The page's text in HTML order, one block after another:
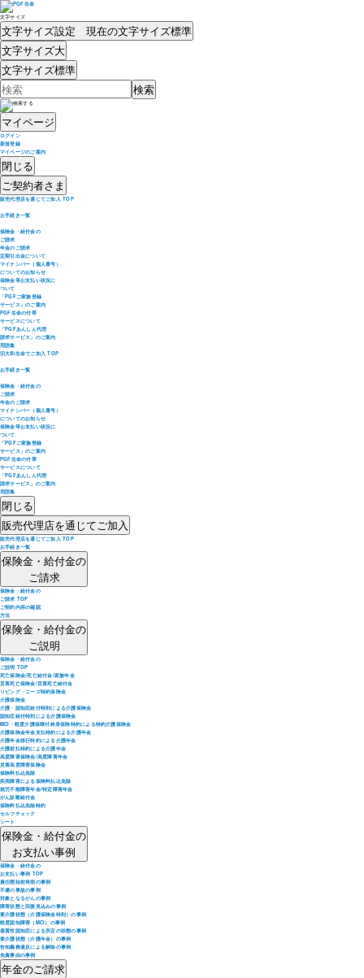
文字サイズ
文字サイズ設定 現在の文字サイズ標準
文字サイズ大
文字サイズ標準
マイページ
ログイン
新規登録
マイページのご案内
閉じる
ご契約者さま
販売代理店を通じてご加入 TOP
お手続き一覧
保険金・給付金の
ご請求
年金のご請求
定期引出金について
マイナンバー（個人番号）
についてのお知らせ
保険金等お支払い状況に
ついて
「PGFご家族登録
サービス」のご案内
PGF生命の付帯
サービスについて
「PGFあんしん代理
請求サービス」のご案内
用語集
旧大和生命でご加入 TOP
お手続き一覧
保険金・給付金の
ご請求
年金のご請求
マイナンバー（個人番号）
についてのお知らせ
保険金等お支払い状況に
ついて
「PGFご家族登録
サービス」のご案内
PGF生命の付帯
サービスについて
「PGFあんしん代理
請求サービス」のご案内
用語集
閉じる
販売代理店を通じてご加入
販売代理店を通じてご加入 TOP
お手続き一覧
保険金・給付金の
ご請求
保険金・給付金の
ご請求 TOP
ご契約内容の確認
方法
保険金・給付金の
ご説明
保険金・給付金の
ご説明 TOP
死亡保険金/死亡給付金/家族年金
災害死亡保険金/災害死亡給付金
リビング・ニーズ特約保険金
介護保険金
介護・認知症給付特則による介護保険金
認知症給付特則による介護保険金
MCI・軽度介護保障付終身保険特約による特約介護保険金
介護保険金年金支払特約による介護年金
介護年金移行特約による介護年金
介護前払特約による介護年金
高度障害保険金/高度障害年金
災害高度障害保険金
保険料払込免除
疾病障害による保険料払込免除
就労不能障害年金/特定障害年金
がん診断給付金
保険料払込免除特約
セルフチェック
シート
保険金・給付金の
お支払い事例
保険金・給付金の
お支払い事例 TOP
責任開始前発病の事例
不慮の事故の事例
対象となるがんの事例
障害状態と回復見込みの事例
要介護状態（介護保険金特則）の事例
軽度認知障害（MCI）の事例
器質性認知症による所定の状態の事例
要介護状態（介護年金）の事例
告知義務違反による解除の事例
免責事由の事例
年金のご請求